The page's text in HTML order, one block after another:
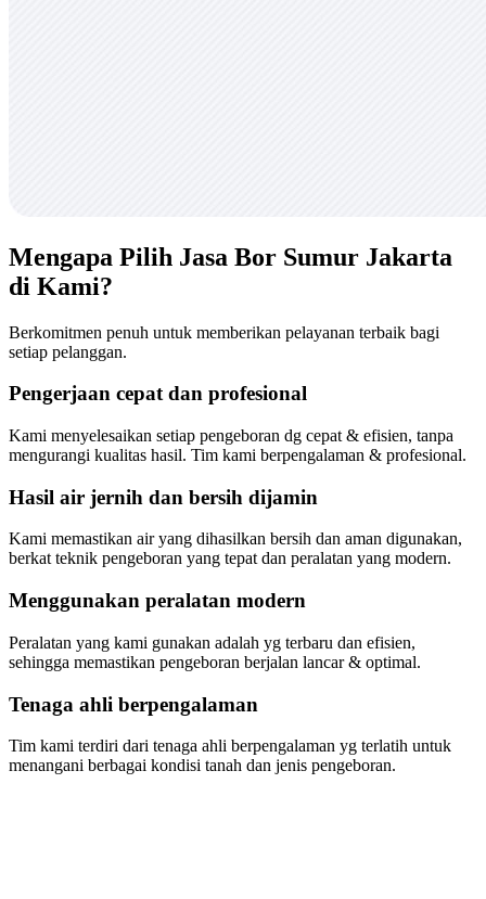
Mengapa Pilih Jasa Bor Sumur Jakarta
di Kami?
Berkomitmen penuh untuk memberikan pelayanan terbaik bagi
setiap pelanggan.
Pengerjaan cepat dan profesional
Kami menyelesaikan setiap pengeboran dg cepat & efisien, tanpa
mengurangi kualitas hasil. Tim kami berpengalaman & profesional.
Hasil air jernih dan bersih dijamin
Kami memastikan air yang dihasilkan bersih dan aman digunakan,
berkat teknik pengeboran yang tepat dan peralatan yang modern.
Menggunakan peralatan modern
Peralatan yang kami gunakan adalah yg terbaru dan efisien,
sehingga memastikan pengeboran berjalan lancar & optimal.
Tenaga ahli berpengalaman
Tim kami terdiri dari tenaga ahli berpengalaman yg terlatih untuk
menangani berbagai kondisi tanah dan jenis pengeboran.